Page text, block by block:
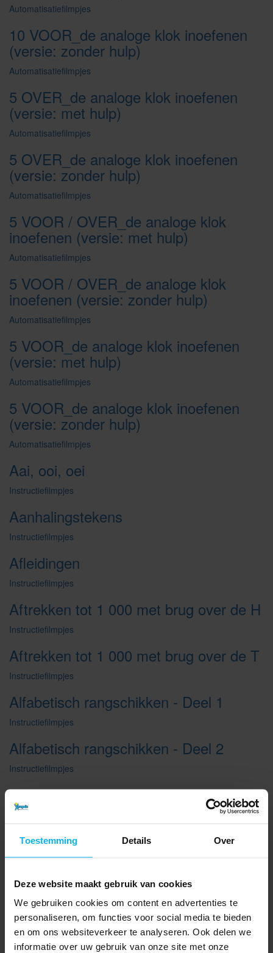
Toestemming Details Over
Deze website maakt gebruik van cookies
We gebruiken cookies om content en advertenties te
personaliseren, om functies voor social media te bieden
en om ons websiteverkeer te analyseren. Ook delen we
informatie over uw gebruik van onze site met onze
Automatisatiefilmpjes
10 VOOR_de analoge klok inoefenen
(versie: zonder hulp)
Automatisatiefilmpjes
5 OVER_de analoge klok inoefenen
(versie: met hulp)
Automatisatiefilmpjes
5 OVER_de analoge klok inoefenen
(versie: zonder hulp)
Automatisatiefilmpjes
5 VOOR / OVER_de analoge klok
inoefenen (versie: met hulp)
Automatisatiefilmpjes
5 VOOR / OVER_de analoge klok
inoefenen (versie: zonder hulp)
Automatisatiefilmpjes
5 VOOR_de analoge klok inoefenen
(versie: met hulp)
Automatisatiefilmpjes
5 VOOR_de analoge klok inoefenen
(versie: zonder hulp)
Automatisatiefilmpjes
Aai, ooi, oei
Instructiefilmpjes
Aanhalingstekens
Instructiefilmpjes
Afleidingen
Instructiefilmpjes
Aftrekken tot 1 000 met brug over de H
Instructiefilmpjes
Aftrekken tot 1 000 met brug over de T
Instructiefilmpjes
Alfabetisch rangschikken - Deel 1
Instructiefilmpjes
Alfabetisch rangschikken - Deel 2
Instructiefilmpjes
Analoge klok tot op 5 min. (deel 1:
manier 1)
Analoge klok tot op 5 min. (deel 2:
Antoniemen ( tegenstellingen )
Instructiefilmpjes